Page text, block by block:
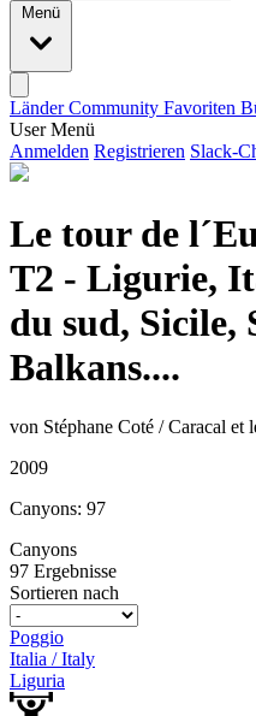
Menü
LänderCommunity Favoriten
User Menü
Anmelden Registrieren Slack-
Le tour de
T2 - Ligurie,
du sud, Sicile,
Balkans....
von Stéphane Coté / Caracal et
2009
Canyons: 97
Canyons
97 Ergebnisse
Sortieren nach
Poggio
Italia / Italy
Liguria